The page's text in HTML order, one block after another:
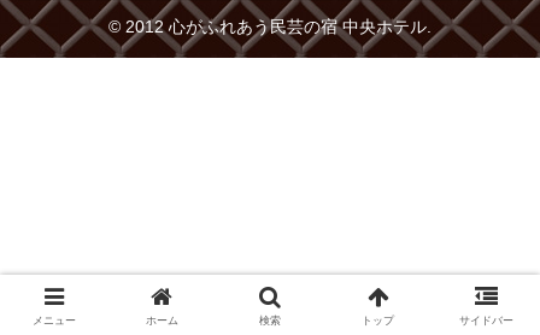
© 2012 心がふれあう民芸の宿 中央ホテル.
メニュー ホーム 検索 トップ サイドバー